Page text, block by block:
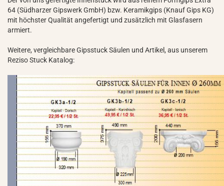
64 (Südharzer Gipswerk GmbH) bzw. Keramikgips (Knauf Gips KG)
mit höchster Qualität angefertigt und zusätzlich mit Glasfasern
armiert.
Weitere, vergleichbare Gipsstuck Säulen und Artikel, aus unserem
Reziso Stuck Katalog: